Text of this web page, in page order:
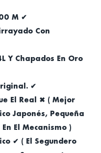
M ✔
Con
Y Chapados En Oro
✔
El Real ✖ ( Mejor
Japonés, Pequeña
El Mecanismo )
✔ ( El Segundero